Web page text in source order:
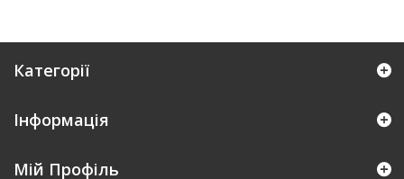
Категорії
Інформація
Мій Профіль